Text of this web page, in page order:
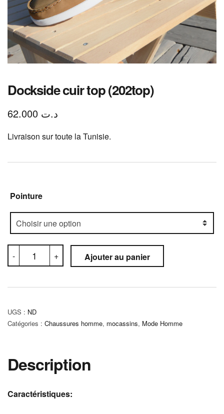
Dockside cuir top (202top)
د.ت
Livraison sur toute la Tunisie.
Pointure
-
Orthopédique
+ Ajouter au panier
UGS : ND
Catégories : Chaussures homme, mocassins, Mode Homme
Description
Caractéristiques: